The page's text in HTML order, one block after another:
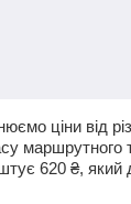
ціни від
620 ₴, який